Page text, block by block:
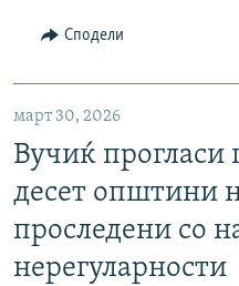
Сподели
март 30, 2026
Вучиќ прогласи
десет општини
проследени со
нерегуларности